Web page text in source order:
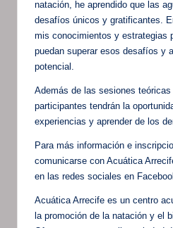
natación, he aprendido que las
desafíos únicos y gratificantes.
mis conocimientos y estrategias
puedan superar esos desafíos y
potencial.
Además de las sesiones
participantes tendrán la
experiencias y aprender de los
Para más información e
comunicarse con Acuática
en las redes sociales en
Acuática Arrecife es un centro
la promoción de la natación y el